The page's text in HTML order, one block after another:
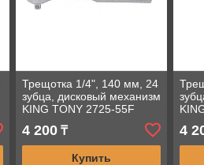
Трещотка 1/4", 140 мм, 24
зубца, дисковый механизм
KING TONY 2725-55F
4 200₸
Купить
4